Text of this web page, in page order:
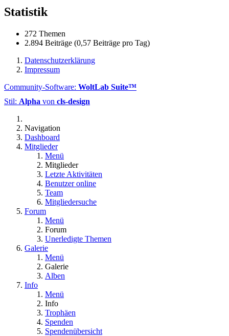
Statistik
272 Themen
2.894 Beiträge (0,57 Beiträge pro Tag)
Datenschutzerklärung
Impressum
Community-Software: WoltLab Suite™
Stil: Alpha von cls-design
Navigation
Dashboard
Mitglieder
Menü
Mitglieder
Letzte Aktivitäten
Benutzer online
Team
Mitgliedersuche
Forum
Menü
Forum
Unerledigte Themen
Galerie
Menü
Galerie
Alben
Info
Menü
Info
Trophäen
Spenden
Spendenübersicht